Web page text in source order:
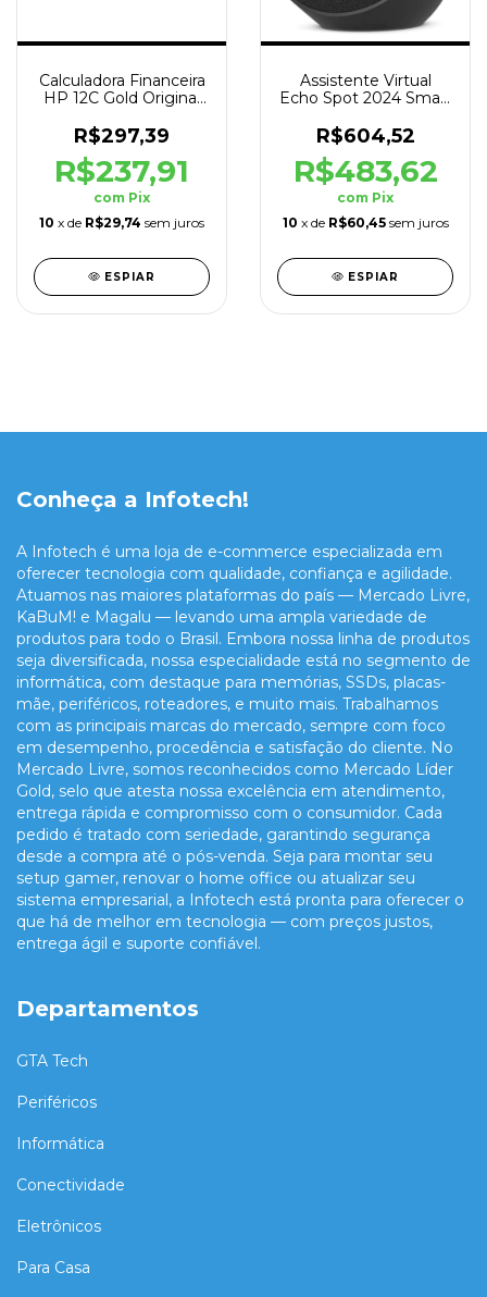
Calculadora Financeira
HP 12C Gold Original
R$297,39
R$237,91
com Pix
10 x de R$29,74 sem juros
ESPIAR
Assistente Virtual
Echo Spot 2024 Smart
R$604,52
R$483,62
com Pix
10 x de R$60,45 sem juros
ESPIAR
Conheça a Infotech!
A Infotech é uma loja de e-commerce especializada em
oferecer tecnologia com qualidade, confiança e agilidade.
Atuamos nas maiores plataformas do país — Mercado Livre,
KaBuM! e Magalu — levando uma ampla variedade de
produtos para todo o Brasil. Embora nossa linha de produtos
seja diversificada, nossa especialidade está no segmento de
informática, com destaque para memórias, SSDs, placas-
mãe, periféricos, roteadores, e muito mais. Trabalhamos
com as principais marcas do mercado, sempre com foco
em desempenho, procedência e satisfação do cliente. No
Mercado Livre, somos reconhecidos como Mercado Líder
Gold, selo que atesta nossa excelência em atendimento,
entrega rápida e compromisso com o consumidor. Cada
pedido é tratado com seriedade, garantindo segurança
desde a compra até o pós-venda. Seja para montar seu
setup gamer, renovar o home office ou atualizar seu
sistema empresarial, a Infotech está pronta para oferecer o
que há de melhor em tecnologia — com preços justos,
entrega ágil e suporte confiável.
Departamentos
GTA Tech
Periféricos
Informática
Conectividade
Eletrônicos
Para Casa